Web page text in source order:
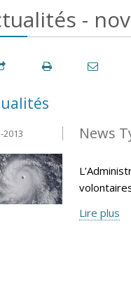
-
News
2013
Lire plus